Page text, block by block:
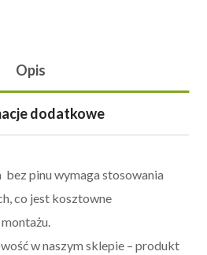
Opis
dodatkowe
pinu wymaga stosowania
co jest kosztowne
w naszym sklepie – produkt